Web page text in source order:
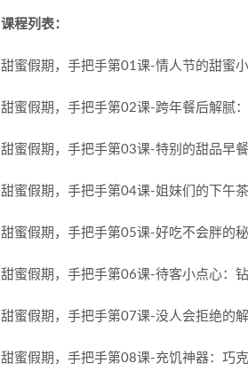
课程列表：
甜蜜假期，手把手第01课-情人节的甜蜜
甜蜜假期，手把手第02课-跨年餐后解腻
甜蜜假期，手把手第03课-特别的甜品早
甜蜜假期，手把手第04课-姐妹们的下午
甜蜜假期，手把手第05课-好吃不会胖的
甜蜜假期，手把手第06课-待客小点心：
甜蜜假期，手把手第07课-没人会拒绝的
甜蜜假期，手把手第08课-充饥神器：巧